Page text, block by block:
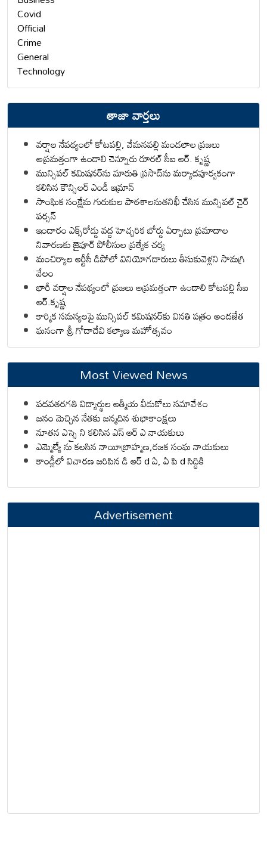
Covid
Official
Crime
General
Technology
తాజా వార్తలు
వర్షాల నేపథ్యంలో కోటపల్లి, వేమనపల్లి మండలాల ప్రజలు
అప్రమత్తంగా ఉండాలి చెన్నూరు రూరల్ సీఐ ఆర్. కృష్ణ
మున్సిపల్ కమిషనర్‌ను మారుతి ప్రసాద్‌ను మర్యాదపూర్వకంగా
కలిసిన కౌన్సిలర్ ఎండీ ఇమ్రాన్ ​
సాంఘిక సంక్షేమ గురుకుల పాఠశాలనుతనిఖీ చేసిన మున్సిపల్ చైర్
పర్సన్
ఇందారం ఎక్స్‌రోడ్డు వద్ద హెచ్చరిక బోర్డు ఏర్పాటు ప్రమాదాల
నివారణకు జైపూర్ పోలీసుల ప్రత్యేక చర్య
మంచిర్యాల ఆర్టీసీ డిపోలో వినియోగదారులు తీసుకువెళ్లని సామగ్రి
వేలం
భారీ వర్షాల నేపథ్యంలో ప్రజలు అప్రమత్తంగా ఉండాలి కోటపల్లి సీఐ
ఆర్.కృష్ణ
కార్మిక సమస్యలపై మున్సిపల్ కమిషనర్‌కు వినతి పత్రం అందజేత
ఘనంగా శ్రీ గోదాదేవి కల్యాణ మహోత్సవం
Most Viewed News
పదవతరగతి విద్యార్థుల ఆత్మీయ వీడుకోలు సమావేశం
జనం మెచ్చిన నేతకు జన్మదిన శుభాకాంక్షలు
నూతన ఎస్సై ని కలిసిన ఎస్ ఆర్ ఎ నాయకులు
ఎమ్మెల్యే ను కలసిన నాయీబ్రాహ్మణ,రజక సంఘ నాయకులు
కాండ్లీలో విచారణ జరిపిన డి ఆర్ d ఏ, ఏ పి d సిద్ధికి
Advertisement